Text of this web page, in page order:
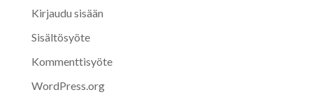
Kirjaudu sisään
Sisältösyöte
Kommenttisyöte
WordPress.org